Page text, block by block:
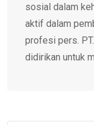
sosial dalam
aktif dalam
profesi pers.
didirikan untuk